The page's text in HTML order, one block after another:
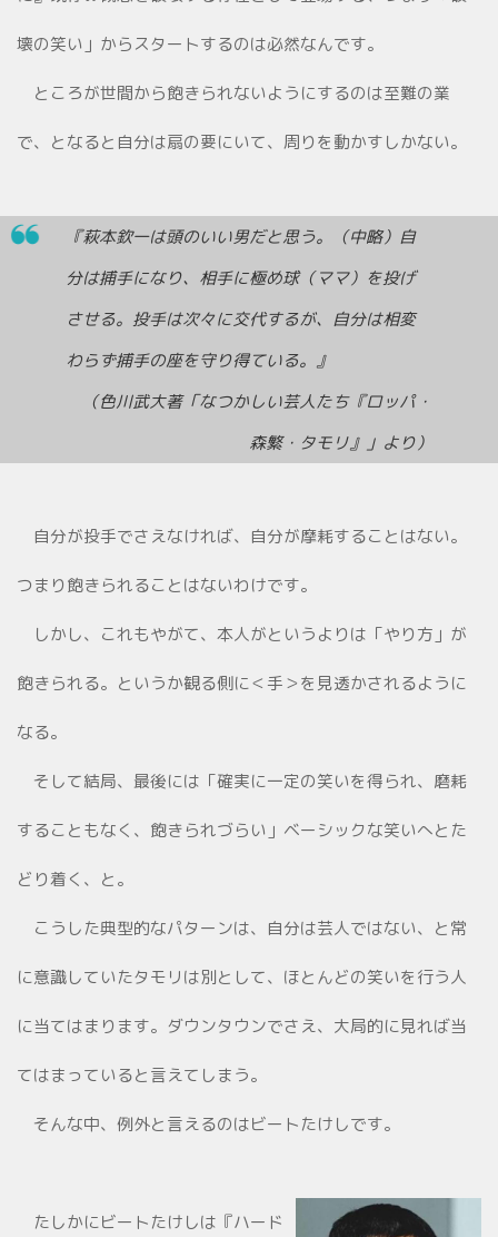
壊の笑い」からスタートするのは必然なんです。
ところが世間から飽きられないようにするのは至難の業
で、となると自分は扇の要にいて、周りを動かすしかない。
『萩本欽一は頭のいい男だと思う。（中略）自
分は捕手になり、相手に極め球（ママ）を投げ
させる。投手は次々に交代するが、自分は相変
わらず捕手の座を守り得ている。』
（色川武大著「なつかしい芸人たち『ロッパ・
森繁・タモリ』」より）
自分が投手でさえなければ、自分が摩耗することはない。
つまり飽きられることはないわけです。
しかし、これもやがて、本人がというよりは「やり方」が
飽きられる。というか観る側に＜手＞を見透かされるように
なる。
そして結局、最後には「確実に一定の笑いを得られ、磨耗
することもなく、飽きられづらい」ベーシックな笑いへとた
どり着く、と。
こうした典型的なパターンは、自分は芸人ではない、と常
に意識していたタモリは別として、ほとんどの笑いを行う人
に当てはまります。ダウンタウンでさえ、大局的に見れば当
てはまっていると言えてしまう。
そんな中、例外と言えるのはビートたけしです。
たしかにビートたけしは『ハード